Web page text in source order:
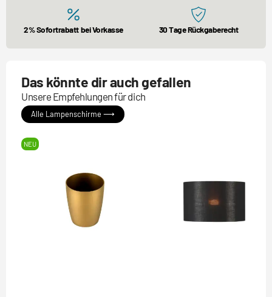
2% Sofortrabatt bei Vorkasse 30 Tage Rückgaberecht
Das könnte dir auch gefallen
Unsere Empfehlungen für dich
Alle Lampenschirme ⟶
NEU